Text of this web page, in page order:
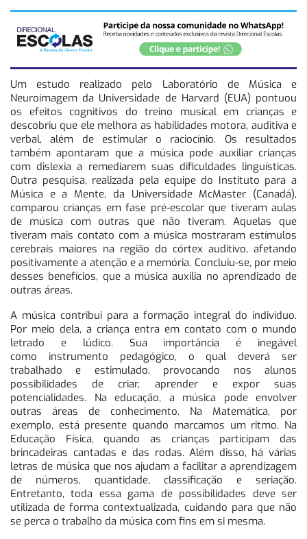
Um estudo realizado pelo Laboratório de Música e
Neuroimagem da Universidade de Harvard (EUA) pontuou
os efeitos cognitivos do treino musical em crianças e
descobriu que ele melhora as habilidades motora, auditiva e
verbal, além de estimular o raciocínio. Os resultados
também apontaram que a música pode auxiliar crianças
com dislexia a remediarem suas dificuldades linguísticas.
Outra pesquisa, realizada pela equipe do Instituto para a
Música e a Mente, da Universidade McMaster (Canadá),
comparou crianças em fase pré-escolar que tiveram aulas
de música com outras que não tiveram. Aquelas que
tiveram mais contato com a música mostraram estímulos
cerebrais maiores na região do córtex auditivo, afetando
positivamente a atenção e a memória. Concluiu-se, por meio
desses benefícios, que a música auxilia no aprendizado de
outras áreas.
A música contribui para a formação integral do individuo.
Por meio dela, a criança entra em contato com o mundo
letrado e lúdico. Sua importância é inegável
como instrumento pedagógico, o qual deverá ser
trabalhado e estimulado, provocando nos alunos
possibilidades de criar, aprender e expor suas
potencialidades. Na educação, a música pode envolver
outras áreas de conhecimento. Na Matemática, por
exemplo, está presente quando marcamos um ritmo. Na
Educação Física, quando as crianças participam das
brincadeiras cantadas e das rodas. Além disso, há várias
letras de música que nos ajudam a facilitar a aprendizagem
de números, quantidade, classificação e seriação.
Entretanto, toda essa gama de possibilidades deve ser
utilizada de forma contextualizada, cuidando para que não
se perca o trabalho da música com fins em si mesma.